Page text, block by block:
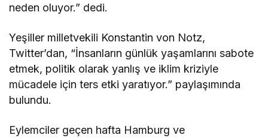
neden oluyor.” dedi.
Yeşiller milletvekili Konstantin von Notz,
Twitter’dan, “İnsanların günlük yaşamlarını sabote
etmek, politik olarak yanlış ve iklim kriziyle
mücadele için ters etki yaratıyor.” paylaşımında
bulundu.
Eylemciler geçen hafta Hamburg ve